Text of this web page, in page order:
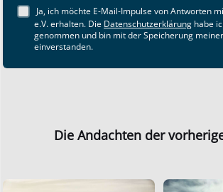
Ja, ich möchte E-Mail-Impulse von Antworten
e.V. erhalten. Die Datenschutzerklärung habe
genommen und bin mit der Speicherung
einverstanden.
Die Andachten der